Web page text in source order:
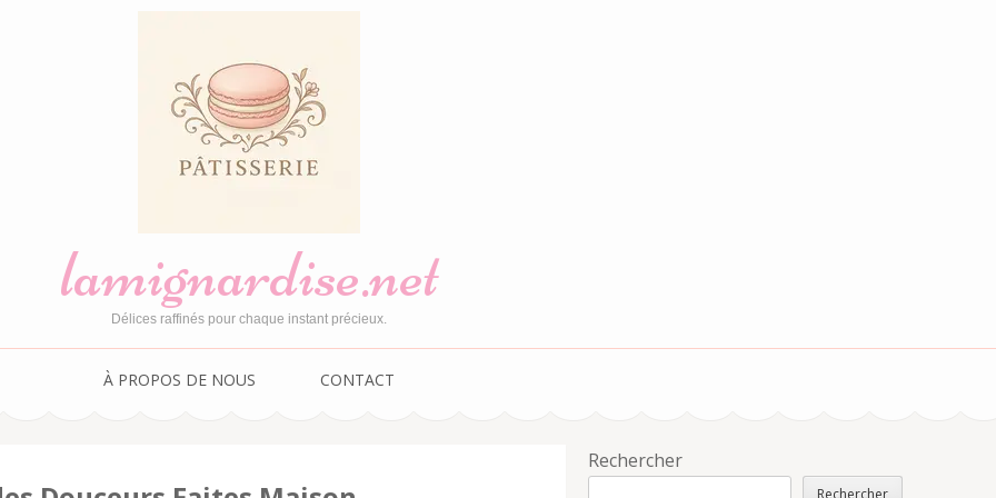
lamignardise.net
Délices raffinés pour chaque instant précieux.
À PROPOS DE NOUS CONTACT
Rechercher